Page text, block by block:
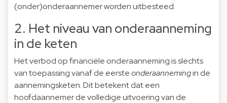
(onder)onderaannemer worden uitbesteed.
2. Het niveau van onderaanneming
in de keten
Het verbod op financiële onderaanneming is slechts
van toepassing vanaf de eersteonderaannemingin de
aannemingsketen. Dit betekent dat een
hoofdaannemer de volledige uitvoering van de